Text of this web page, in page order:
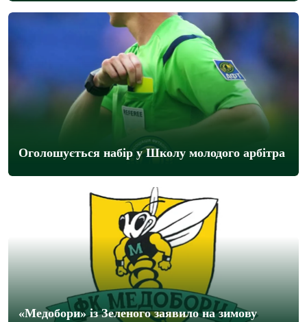
Оголошується набір у Школу молодого арбітра
«Медобори» із Зеленого заявило на зимову